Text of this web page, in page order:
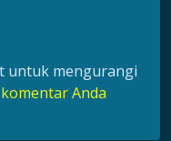
untuk mengurangi
Anda